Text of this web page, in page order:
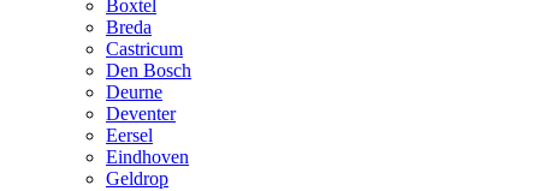
Boxtel
Breda
Castricum
Den Bosch
Deurne
Deventer
Eersel
Eindhoven
Geldrop